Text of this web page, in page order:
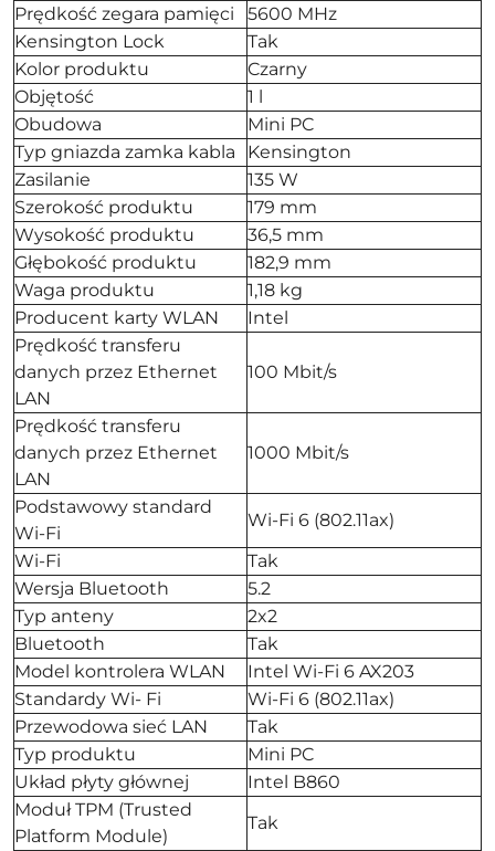
Prędkość zegara pamięci
5600 MHz
Kensington Lock
Tak
Kolor produktu
Czarny
Objętość
1 l
Obudowa
Mini PC
Typ gniazda zamka kabla
Kensington
Zasilanie
135 W
Szerokość produktu
179 mm
Wysokość produktu
36,5 mm
Głębokość produktu
182,9 mm
Waga produktu
1,18 kg
Producent karty WLAN
Intel
Prędkość transferu
danych przez Ethernet
LAN
100 Mbit/s
Prędkość transferu
danych przez Ethernet
LAN
1000 Mbit/s
Podstawowy standard
Wi-Fi
Wi-Fi 6 (802.11ax)
Wi-Fi
Tak
Wersja Bluetooth
5.2
Typ anteny
2x2
Bluetooth
Tak
Model kontrolera WLAN
Intel Wi-Fi 6 AX203
Standardy Wi- Fi
Wi-Fi 6 (802.11ax)
Przewodowa sieć LAN
Tak
Typ produktu
Mini PC
Układ płyty głównej
Intel B860
Moduł TPM (Trusted
Platform Module)
Tak